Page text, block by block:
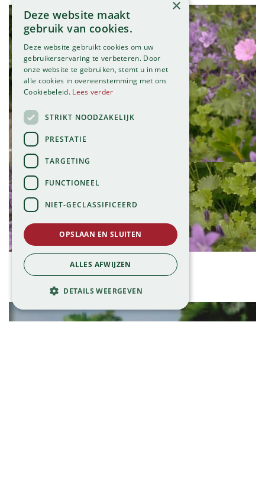
Klokje
Campanula 'Birch Hybrid'
×
Deze website maakt
gebruik van cookies.
Deze website gebruikt cookies om uw
gebruikerservaring te verbeteren. Door
onze website te gebruiken, stemt u in met
alle cookies in overeenstemming met ons
Cookiebeleid. Lees verder
STRIKT NOODZAKELIJK
PRESTATIE
TARGETING
FUNCTIONEEL
NIET-GECLASSIFICEERD
OPSLAAN EN SLUITEN
ALLES AFWIJZEN
DETAILS WEERGEVEN